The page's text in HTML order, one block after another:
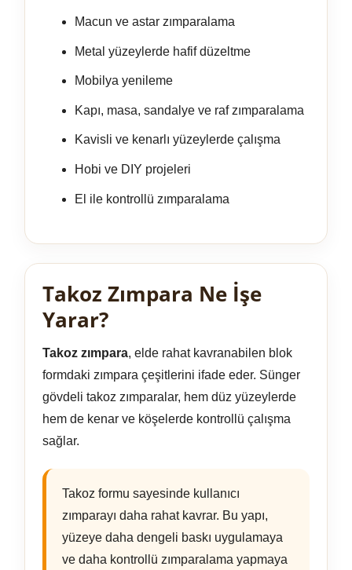
Macun ve astar zımparalama
Metal yüzeylerde hafif düzeltme
Mobilya yenileme
Kapı, masa, sandalye ve raf zımparalama
Kavisli ve kenarlı yüzeylerde çalışma
Hobi ve DIY projeleri
El ile kontrollü zımparalama
Takoz Zımpara Ne İşe
Yarar?
Takoz zımpara, elde rahat kavranabilen blok
formdaki zımpara çeşitlerini ifade eder. Sünger
gövdeli takoz zımparalar, hem düz yüzeylerde
hem de kenar ve köşelerde kontrollü çalışma
sağlar.
Takoz formu sayesinde kullanıcı
zımparayı daha rahat kavrar. Bu yapı,
yüzeye daha dengeli baskı uygulamaya
ve daha kontrollü zımparalama yapmaya